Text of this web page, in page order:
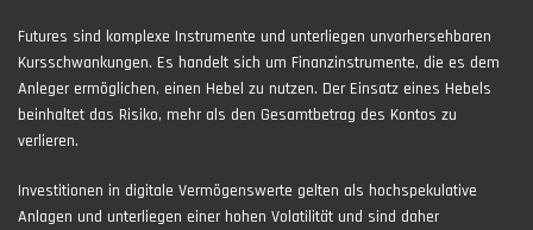
Futures sind komplexe Instrumente und unterliegen unvorhersehbaren
Kursschwankungen. Es handelt sich um Finanzinstrumente, die es dem
Anleger ermöglichen, einen Hebel zu nutzen. Der Einsatz eines Hebels
beinhaltet das Risiko, mehr als den Gesamtbetrag des Kontos zu
verlieren.
Investitionen in digitale Vermögenswerte gelten als hochspekulative
Anlagen und unterliegen einer hohen Volatilität und sind daher